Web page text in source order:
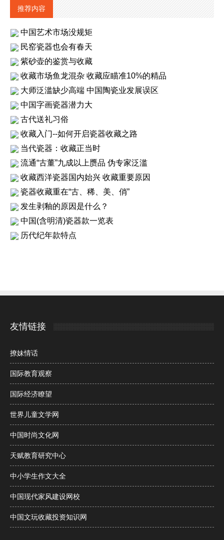
推荐内容
中国艺术市场没规矩
民窑瓷器也会有春天
紫砂壶的鉴赏与收藏
收藏市场鱼龙混杂 收藏应瞄准10%的精品
大师泛滥缺少高端 中国陶瓷业发展误区
中国字画瓷器潜力大
古代送礼习俗
收藏入门--如何开启瓷器收藏之路
当代瓷器：收藏正当时
流通“古董”九成以上赝品 伪专家泛滥
收藏西洋瓷器国内始兴 收藏重要原因
瓷器收藏重在“古、稀、美、俏”
发生剥釉的原因是什么？
中国(含明清)瓷器款一览表
历代纪年款特点
友情链接
撩妹情话
国际教育观察
国际经济瞭望
世界儿童文学网
中国时尚文化网
天赋教育研究中心
中小学生作文大全
中国现代家风建设网校
中国文玩收藏投资知识网